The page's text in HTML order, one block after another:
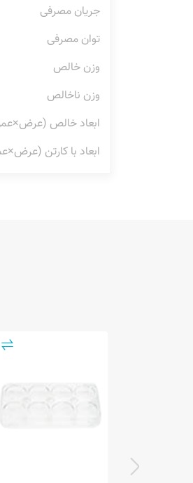
جریان مصرفی
توان مصرفی
وزن خالص
وزن ناخالص
ابعاد خالص
ابعاد با کارتن